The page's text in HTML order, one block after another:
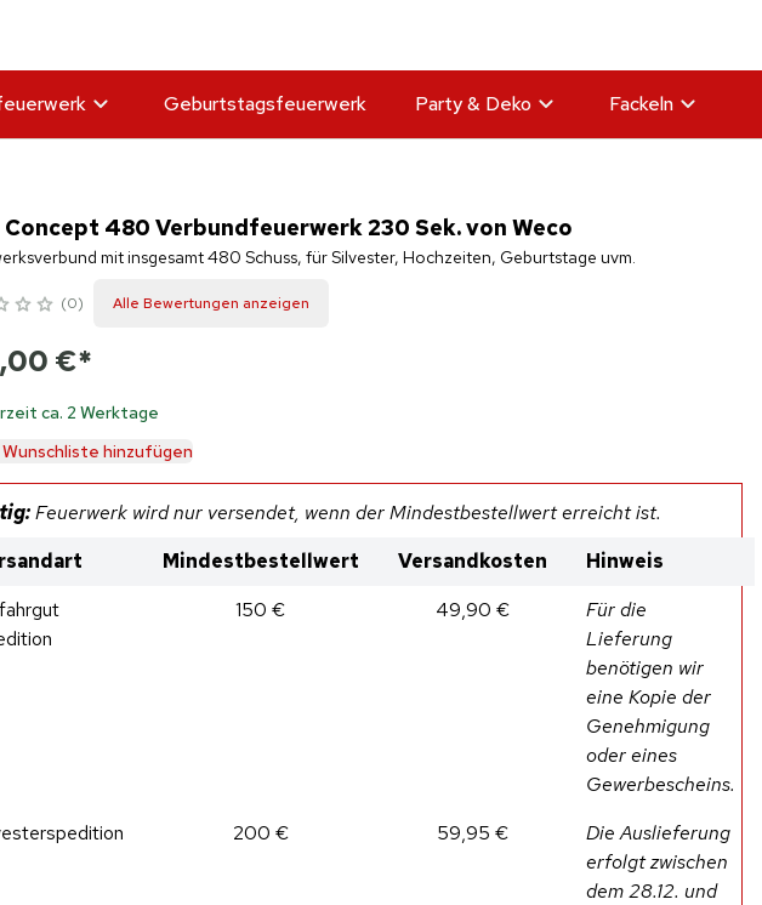
Geburtstagsfeuerwerk Party & Deko Fackeln
480 Verbundfeuerwerk 230 Sek. von Weco
mit insgesamt 480 Schuss, für Silvester, Hochzeiten, Geburtstage uvm.
0 Alle Bewertungen anzeigen
€*
ca. 2 Werktage
hinzufügen
Feuerwerk wird nur versendet, wenn der Mindestbestellwert erreicht ist.
Mindestbestellwert Versandkosten
Hinweis
150 € 49,90 €
Für die
Lieferung
benötigen wir
eine Kopie der
Genehmigung
oder eines
Gewerbescheins.
200 € 59,95 €
Die Auslieferung
erfolgt zwischen
dem 28.12. und